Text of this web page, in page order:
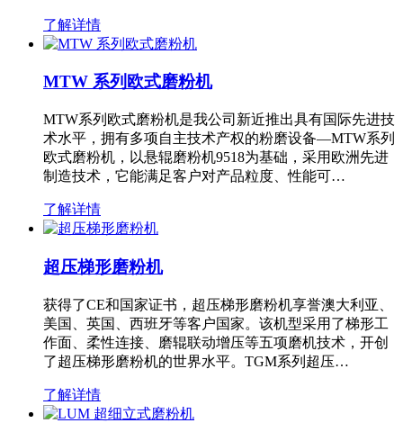
了解详情
MTW 系列欧式磨粉机
MTW系列欧式磨粉机是我公司新近推出具有国际先进技
术水平，拥有多项自主技术产权的粉磨设备—MTW系列
欧式磨粉机，以悬辊磨粉机9518为基础，采用欧洲先进
制造技术，它能满足客户对产品粒度、性能可…
了解详情
超压梯形磨粉机
获得了CE和国家证书，超压梯形磨粉机享誉澳大利亚、
美国、英国、西班牙等客户国家。该机型采用了梯形工
作面、柔性连接、磨辊联动增压等五项磨机技术，开创
了超压梯形磨粉机的世界水平。TGM系列超压…
了解详情